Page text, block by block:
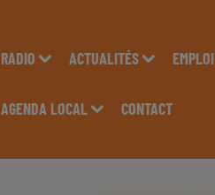
RADIO ACTUALITÉS EMPLOI
AGENDA LOCAL CONTACT